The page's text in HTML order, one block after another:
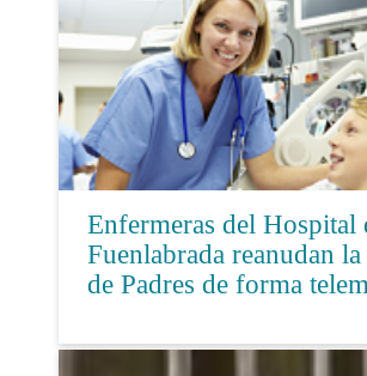
Enfermeras del Hospital
Fuenlabrada reanudan la
de Padres de forma